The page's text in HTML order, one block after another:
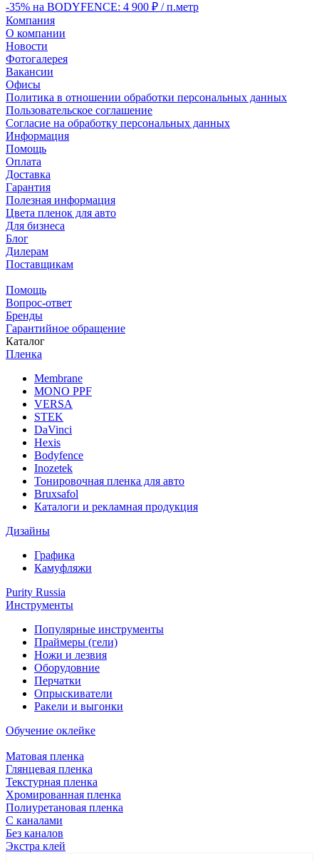
-35% на BODYFENCE: 4 900 ₽ / п.метр
Компания
О компании
Новости
Фотогалерея
Вакансии
Офисы
Политика в отношении обработки персональных данных
Пользовательское соглашение
Согласие на обработку персональных данных
Информация
Помощь
Оплата
Доставка
Гарантия
Полезная информация
Цвета пленок для авто
Для бизнеса
Блог
Дилерам
Поставщикам
Помощь
Вопрос-ответ
Бренды
Гарантийное обращение
Каталог
Пленка
Membrane
MONO PPF
VERSA
STEK
DaVinci
Hexis
Bodyfence
Inozetek
Тонировочная пленка для авто
Bruxsafol
Каталоги и рекламная продукция
Дизайны
Графика
Камуфляжи
Purity Russia
Инструменты
Популярные инструменты
Праймеры (гели)
Ножи и лезвия
Оборудовние
Перчатки
Опрыскиватели
Ракели и выгонки
Обучение оклейке
Матовая пленка
Глянцевая пленка
Текстурная пленка
Хромированная пленка
Полиуретановая пленка
С каналами
Без каналов
Экстра клей